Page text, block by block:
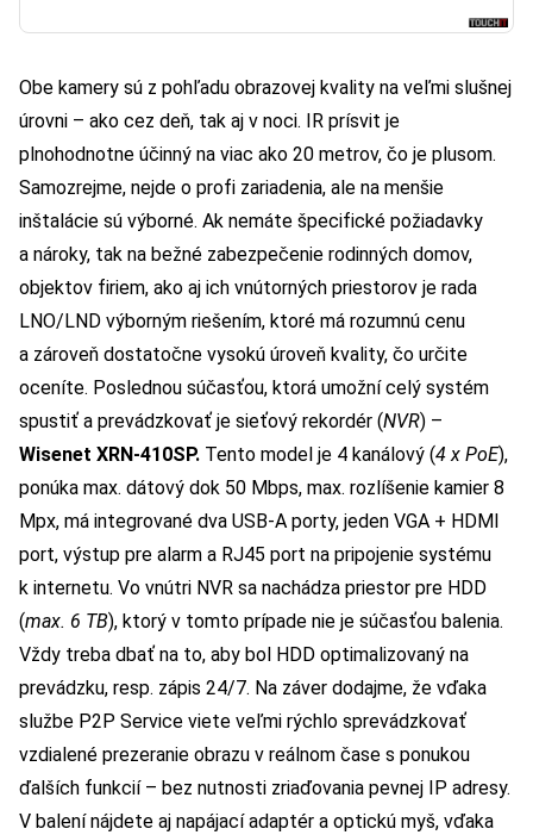
Obe kamery sú z pohľadu obrazovej kvality na veľmi slušnej
úrovni – ako cez deň, tak aj v noci. IR prísvit je
plnohodnotne účinný na viac ako 20 metrov, čo je plusom.
Samozrejme, nejde o profi zariadenia, ale na menšie
inštalácie sú výborné. Ak nemáte špecifické požiadavky
a nároky, tak na bežné zabezpečenie rodinných domov,
objektov firiem, ako aj ich vnútorných priestorov je rada
LNO/LND výborným riešením, ktoré má rozumnú cenu
a zároveň dostatočne vysokú úroveň kvality, čo určite
oceníte. Poslednou súčasťou, ktorá umožní celý systém
spustiť a prevádzkovať je sieťový rekordér (NVR) –
Wisenet XRN-410SP. Tento model je 4 kanálový (4 x PoE),
ponúka max. dátový dok 50 Mbps, max. rozlíšenie kamier 8
Mpx, má integrované dva USB-A porty, jeden VGA + HDMI
port, výstup pre alarm a RJ45 port na pripojenie systému
k internetu. Vo vnútri NVR sa nachádza priestor pre HDD
(max. 6 TB), ktorý v tomto prípade nie je súčasťou balenia.
Vždy treba dbať na to, aby bol HDD optimalizovaný na
prevádzku, resp. zápis 24/7. Na záver dodajme, že vďaka
službe P2P Service viete veľmi rýchlo sprevádzkovať
vzdialené prezeranie obrazu v reálnom čase s ponukou
ďalších funkcií – bez nutnosti zriaďovania pevnej IP adresy.
V balení nájdete aj napájací adaptér a optickú myš, vďaka